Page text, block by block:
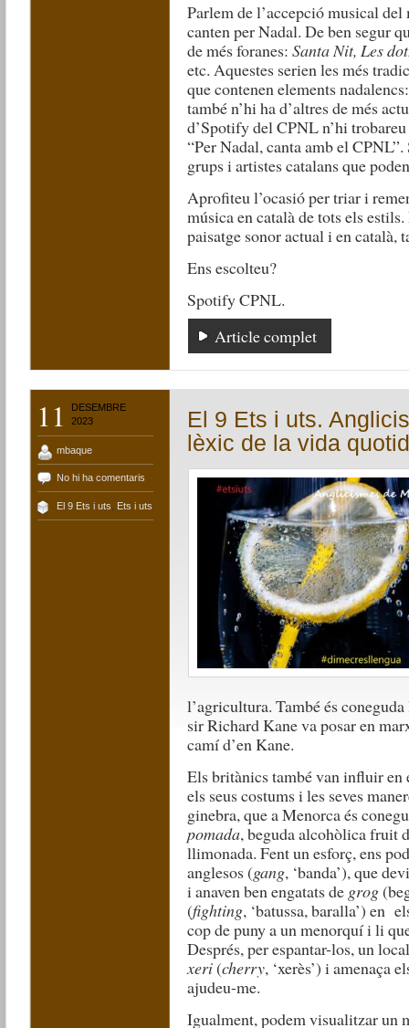
Parlem de l’accepció musical
canten per Nadal. De ben segur
de més foranes:Santa Nit, Les
etc. Aquestes serien les més
que contenen elements
també n’hi ha d’altres de més
d’Spotify del CPNL n’hi
“Per Nadal, canta amb el
grups i artistes catalans que
Aprofiteu l’ocasió per triar i
música en català de tots els
paisatge sonor actual i en català,
Ens escolteu?
Spotify CPNL.
Article complet
11
DESEMBRE
2023
mbaque
No hi ha comentaris
El 9 Ets i uts Ets i uts
El 9 Ets i uts.
lèxic de la vida
l’agricultura. També és
sir Richard Kane va posar en
camí d’en Kane.
Els britànics també van influir en
els seus costums i les seves
ginebra, que a Menorca és
pomada, beguda alcohòlica fruit
llimonada. Fent un esforç, ens
anglesos (gang, ‘banda’), que
i anaven ben engatats de grog
(fighting, ‘batussa, baralla’) en
cop de puny a un menorquí i li
Després, per espantar-los, un
xeri (cherry, ‘xerès’) i amenaça
ajudeu-me.
Igualment, podem visualitzar un